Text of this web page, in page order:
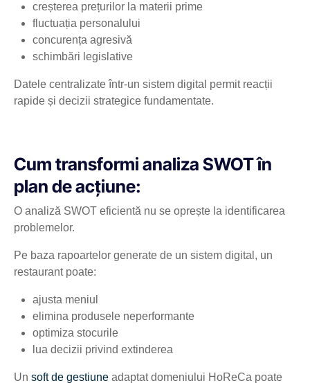
creșterea prețurilor la materii prime
fluctuația personalului
concurența agresivă
schimbări legislative
Datele centralizate într-un sistem digital permit reacții
rapide și decizii strategice fundamentate.
Cum transformi analiza SWOT în
plan de acțiune:
O analiză SWOT eficientă nu se oprește la identificarea
problemelor.
Pe baza rapoartelor generate de un sistem digital, un
restaurant poate:
ajusta meniul
elimina produsele neperformante
optimiza stocurile
lua decizii privind extinderea
Un soft de gestiune adaptat domeniului HoReCa poate